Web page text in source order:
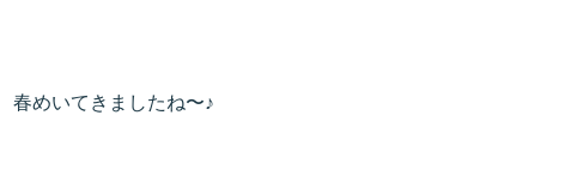
春めいてきましたね〜♪